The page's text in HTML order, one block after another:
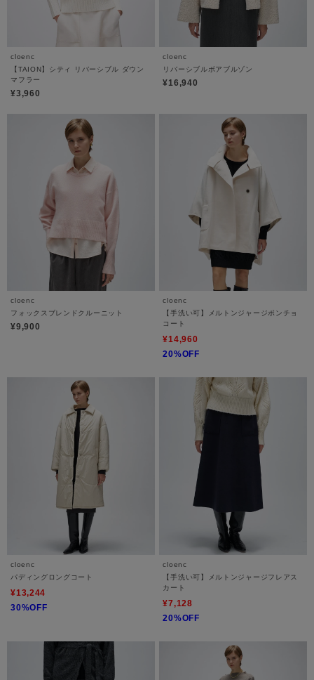
cloenc
【TAION】シティ リバーシブル ダウン
マフラー
¥3,960
cloenc
リバーシブルボアブルゾン
¥16,940
cloenc
フォックスブレンドクルーニット
¥9,900
cloenc
【手洗い可】メルトンジャージポンチョ
コート
¥14,960
20%OFF
cloenc
パディングロングコート
¥13,244
30%OFF
cloenc
【手洗い可】メルトンジャージフレアス
カート
¥7,128
20%OFF